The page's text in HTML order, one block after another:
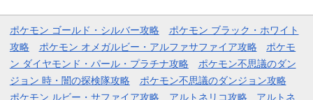
ポケモン ゴールド・シルバー攻略
ポケモン ブラック・ホワイト
攻略
ポケモン オメガルビー・アルファサファイア攻略
ポケモ
ン ダイヤモンド・パール・プラチナ攻略
ポケモン不思議のダン
ジョン 時・闇の探検隊攻略
ポケモン不思議のダンジョン攻略
ポケモン ルビー・サファイア攻略
アルトネリコ攻略 アルトネ